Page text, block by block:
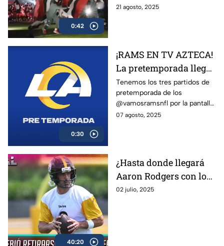
0:42
21 agosto, 2025
0:30
¡RAMS EN TV AZTECA!
La pretemporada llegó
y la tendremos en TV
Azteca Deportes.
Tenemos los tres partidos de
pretemporada de los
@vamosramsnfl por la pantalla
de Azteca Deportes Network
07 agosto, 2025
40:20
¿Hasta donde llegará
Aaron Rodgers con los
Steelers? | Ritual El
02 julio, 2025